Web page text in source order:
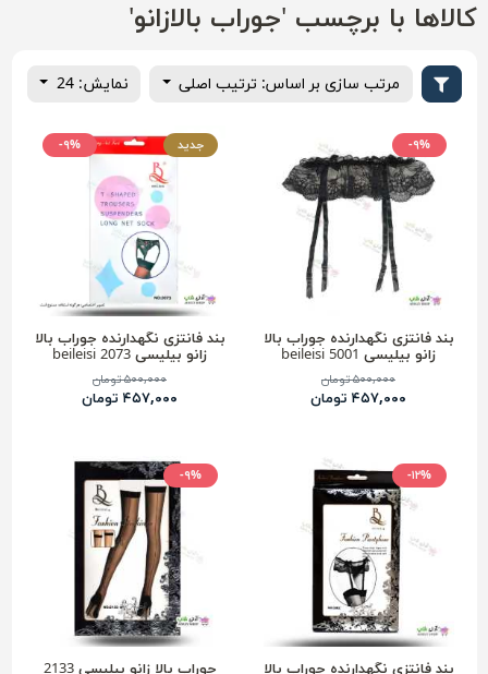
کالاها با برچسب 'جوراب بالازانو'
مرتب سازی بر اساس: ترتیب اصلی نمایش: 24
-۹%
بند فانتزی نگهدارنده جوراب بالا
زانو بیلیسی beileisi 5001
۵۰۰,۰۰۰ تومان
۴۵۷,۰۰۰ تومان
جدید -۹%
بند فانتزی نگهدارنده جوراب بالا
زانو بیلیسی 2073 beileisi
۵۰۰,۰۰۰ تومان
۴۵۷,۰۰۰ تومان
-۱۲%
بند فانتزی نگهدارنده جوراب بالا
-۹%
جوراب بالا زانو بیلیسی 2133